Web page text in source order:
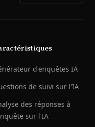
d'enquêtes IA
de suivi sur l'IA
des réponses à
sur l'IA